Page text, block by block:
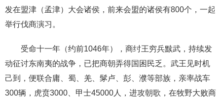
发在盟津（孟津）大会诸侯，前来会盟的诸侯有800个，一起
举行伐商演习。
受命十一年（约前1046年），商纣王穷兵黩武，持续发
动征讨东南夷的战争，已把商朝弄得国困民乏。武王见时机
己到，便联合庸、蜀、羌、髳卢、彭、濮等部族，亲率战车
300辆，虎贲3000、甲士45000人，进攻朝歌，在牧野大败商